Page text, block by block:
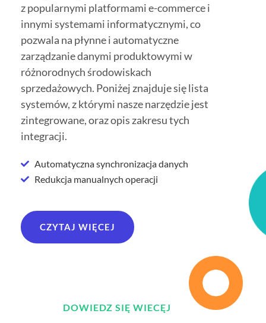
z popularnymi platformami e-commerce i
innymi systemami informatycznymi, co
pozwala na płynne i automatyczne
zarządzanie danymi produktowymi w
różnorodnych środowiskach
sprzedażowych. Poniżej znajduje się lista
systemów, z którymi nasze narzędzie jest
zintegrowane, oraz opis zakresu tych
integracji.
Automatyczna synchronizacja danych
Redukcja manualnych operacji
CZYTAJ WIĘCEJ
DOWIEDZ SIĘ WIECĘJ